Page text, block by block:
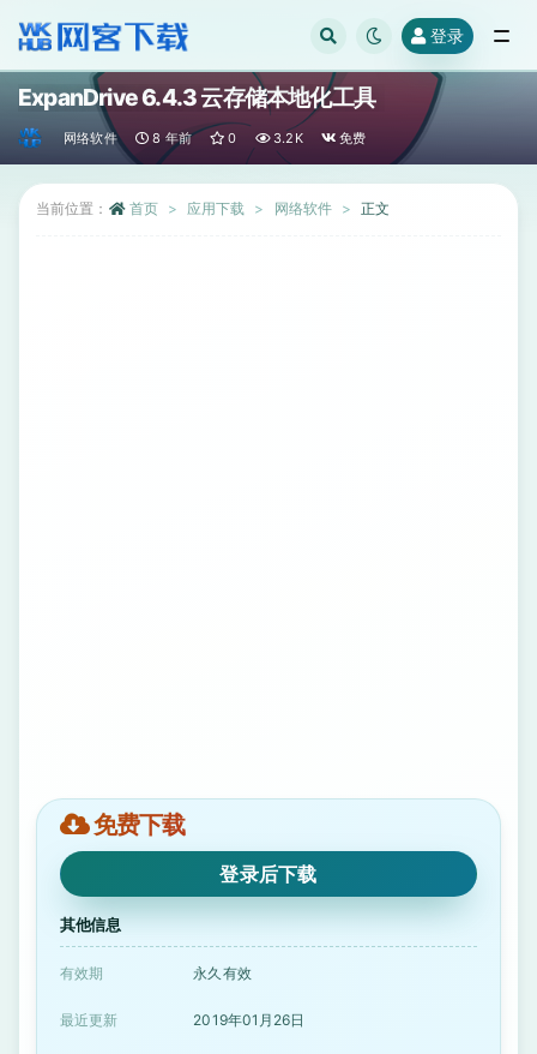
登录
ExpanDrive 6.4.3 云存储本地化工具
网络软件 8 年前 0 3.2K 免费
当前位置： 首页 应用下载 网络软件 正文
免费下载
登录后下载
其他信息
有效期 永久有效
最近更新 2019年01月26日
全部